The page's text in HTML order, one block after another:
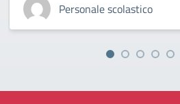
Personale scolastico